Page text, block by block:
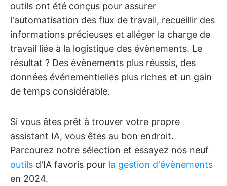
outils ont été conçus pour assurer
l'automatisation des flux de travail, recueillir des
informations précieuses et alléger la charge de
travail liée à la logistique des évènements. Le
résultat ? Des évènements plus réussis, des
données événementielles plus riches et un gain
de temps considérable.
Si vous êtes prêt à trouver votre propre
assistant IA, vous êtes au bon endroit.
Parcourez notre sélection et essayez nos neuf
outils d'IA favoris pour la gestion d'évènements
en 2024.